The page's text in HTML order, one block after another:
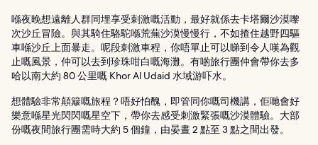
喺夜晚想遠離人群同埋享受刺激嘅活動，最好就係去卡塔爾沙漠嚟
次沙丘冒險。與其騎住駱駝喺荒蕪沙漠慢慢行，不如揸住越野四驅
車喺沙丘上面暴走。呢段刺激車程，你唔單止可以睇到令人嘆為觀
止嘅風景，仲可以去到珍珠咁白嘅海灘。有啲旅行團仲會帶你去多
哈以南大約 80 公里嘅 Khor Al Udaid 水域游吓水。
想體驗非常顛簸嘅旅程？唔好怕醜，即管同你嘅司機講，佢哋會好
樂意喺星光閃閃嘅星空下，帶你去感受刺激緊張嘅沙漠體驗。大部
份嘅夜間旅行團需時大約 5 個鐘，由晏晝 2 點至 3 點之間出發。